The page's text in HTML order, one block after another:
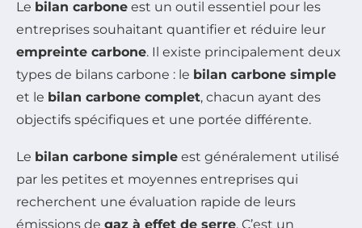
Le bilan carbone est un outil essentiel pour les
entreprises souhaitant quantifier et réduire leur
empreinte carbone. Il existe principalement deux
types de bilans carbone : le bilan carbone simple
et le bilan carbone complet, chacun ayant des
objectifs spécifiques et une portée différente.
Le bilan carbone simple est généralement utilisé
par les petites et moyennes entreprises qui
recherchent une évaluation rapide de leurs
émissions de gaz à effet de serre. C’est un